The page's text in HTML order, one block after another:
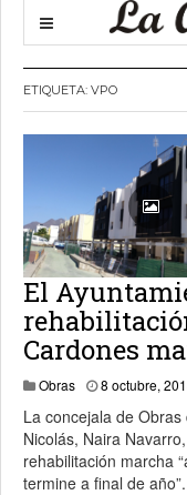
ETIQUETA: VPO
El
Cardones
Obras 8 octubre,
La concejala de
Nicolás, Naira
rehabilitación marcha
termine a final de año”.